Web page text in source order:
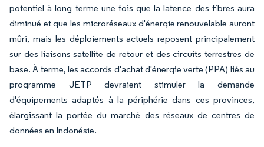
potentiel à long terme une fois que la latence des fibres aura
diminué et que les microréseaux d'énergie renouvelable auront
mûri, mais les déploiements actuels reposent principalement
sur des liaisons satellite de retour et des circuits terrestres de
base. À terme, les accords d'achat d'énergie verte (PPA) liés au
programme JETP devraient stimuler la demande
d'équipements adaptés à la périphérie dans ces provinces,
élargissant la portée du marché des réseaux de centres de
données en Indonésie.